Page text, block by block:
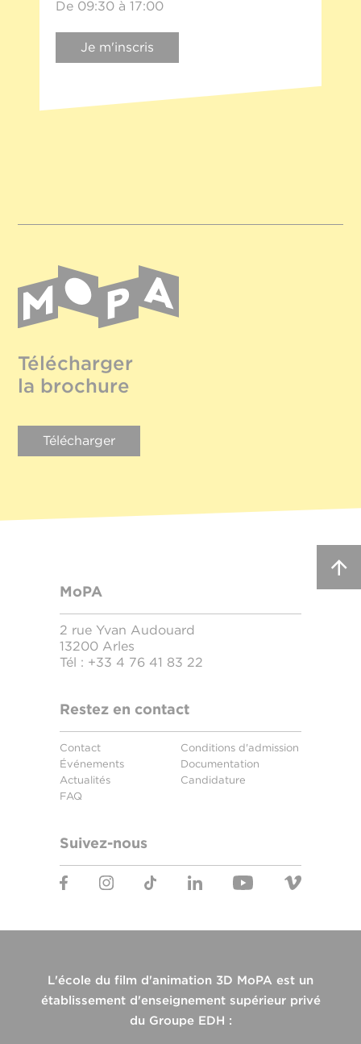
De 09:30 à 17:00
Je m'inscris
Télécharger
la brochure
Télécharger
MoPA
2 rue Yvan Audouard
13200 Arles
Tél : +33 4 76 41 83 22
Restez en contact
Contact
Événements
Actualités
FAQ
Conditions d'admission
Documentation
Candidature
Suivez-nous
L'école du film d'animation 3D MoPA est un
établissement d'enseignement supérieur privé
du Groupe EDH :